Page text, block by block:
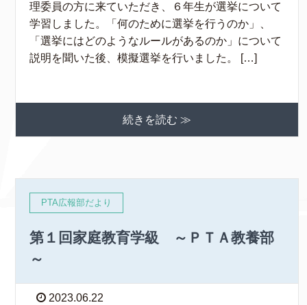
理委員の方に来ていただき、６年生が選挙について
学習しました。「何のために選挙を行うのか」、
「選挙にはどのようなルールがあるのか」について
説明を聞いた後、模擬選挙を行いました。 […]
続きを読む ≫
PTA広報部だより
第１回家庭教育学級 ～ＰＴＡ教養部
～
2023.06.22